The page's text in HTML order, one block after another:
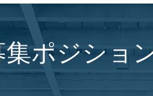
集ポジショ